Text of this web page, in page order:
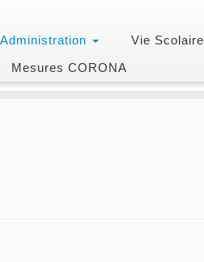
Administration Vie Scolaire
Mesures CORONA